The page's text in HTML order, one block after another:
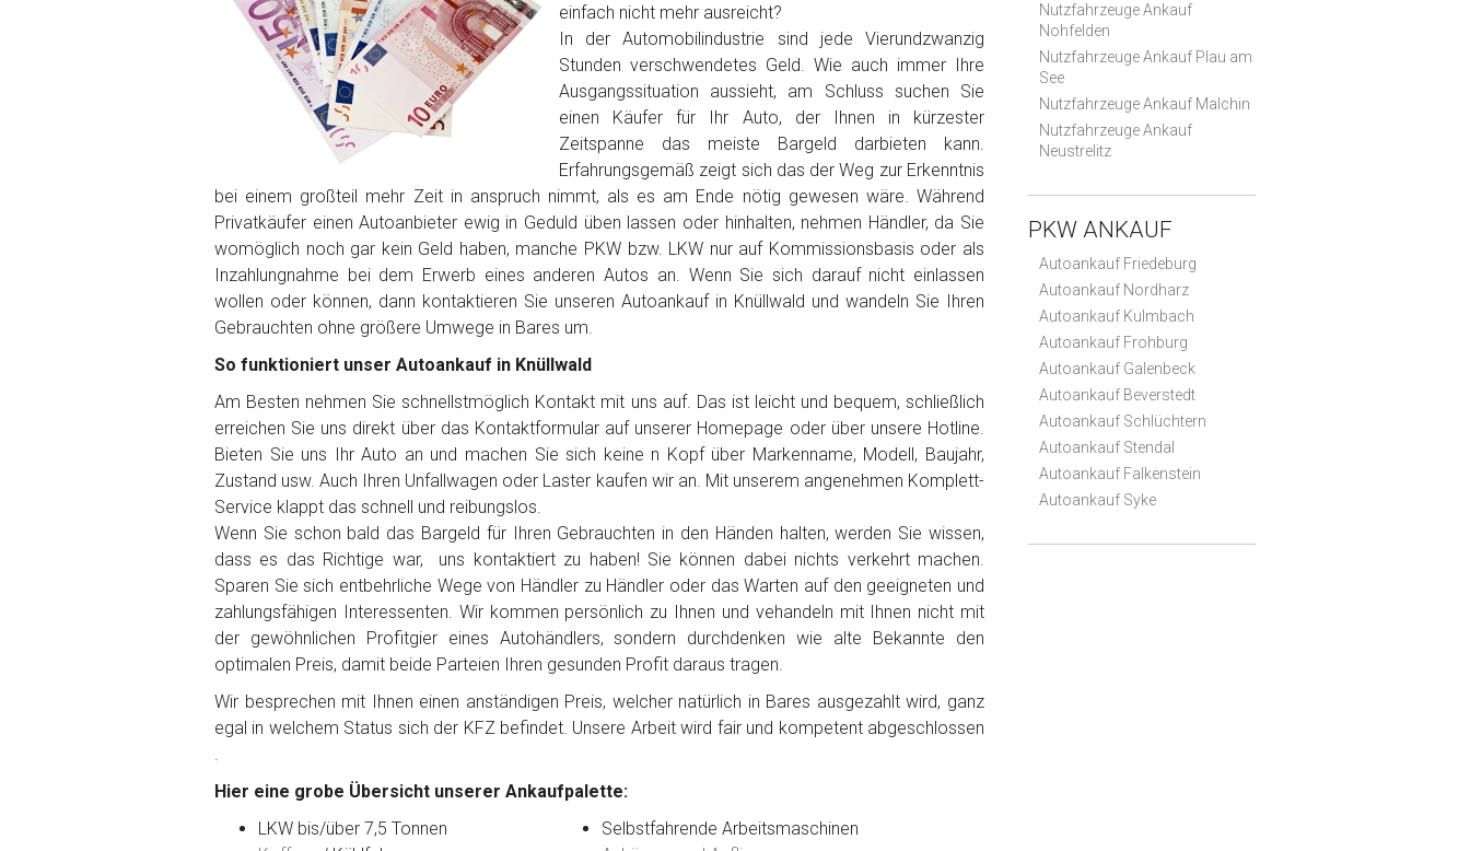
Foto Nr. 2
Foto Nr. 3
Sonstiges
Fertig
Wie viel ist 10+2 ?
einfach nicht mehr ausreicht?
In der Automobilindustrie sind jede Vierundzwanzig
Stunden verschwendetes Geld. Wie auch immer Ihre
Ausgangssituation aussieht, am Schluss suchen Sie
einen Käufer für Ihr Auto, der Ihnen in kürzester
Zeitspanne das meiste Bargeld darbieten kann.
Erfahrungsgemäß zeigt sich das der Weg zur Erkenntnis
bei einem großteil mehr Zeit in anspruch nimmt, als es am Ende nötig gewesen wäre. Während
Privatkäufer einen Autoanbieter ewig in Geduld üben lassen oder hinhalten, nehmen Händler, da Sie
womöglich noch gar kein Geld haben, manche PKW bzw. LKW nur auf Kommissionsbasis oder als
Inzahlungnahme bei dem Erwerb eines anderen Autos an. Wenn Sie sich darauf nicht einlassen
wollen oder können, dann kontaktieren Sie unseren Autoankauf in Knüllwald und wandeln Sie Ihren
Gebrauchten ohne größere Umwege in Bares um.
So funktioniert unser Autoankauf in Knüllwald
Am Besten nehmen Sie schnellstmöglich Kontakt mit uns auf. Das ist leicht und bequem, schließlich
erreichen Sie uns direkt über das Kontaktformular auf unserer Homepage oder über unsere Hotline.
Bieten Sie uns Ihr Auto an und machen Sie sich keine n Kopf über Markenname, Modell, Baujahr,
Zustand usw. Auch Ihren Unfallwagen oder Laster kaufen wir an. Mit unserem angenehmen Komplett-
Service klappt das schnell und reibungslos.
Wenn Sie schon bald das Bargeld für Ihren Gebrauchten in den Händen halten, werden Sie wissen,
dass es das Richtige war, uns kontaktiert zu haben! Sie können dabei nichts verkehrt machen.
Sparen Sie sich entbehrliche Wege von Händler zu Händler oder das Warten auf den geeigneten und
zahlungsfähigen Interessenten. Wir kommen persönlich zu Ihnen und vehandeln mit Ihnen nicht mit
der gewöhnlichen Profitgier eines Autohändlers, sondern durchdenken wie alte Bekannte den
optimalen Preis, damit beide Parteien Ihren gesunden Profit daraus tragen.
Wir besprechen mit Ihnen einen anständigen Preis, welcher natürlich in Bares ausgezahlt wird, ganz
egal in welchem Status sich der KFZ befindet. Unsere Arbeit wird fair und kompetent abgeschlossen
.
Hier eine grobe Übersicht unserer Ankaufpalette:
LKW bis/über 7,5 Tonnen
Selbstfahrende Arbeitsmaschinen
Nutzfahrzeuge Ankauf
Nohfelden
Nutzfahrzeuge Ankauf Plau am
See
Nutzfahrzeuge Ankauf Malchin
Nutzfahrzeuge Ankauf
Neustrelitz
PKW ANKAUF
Autoankauf Friedeburg
Autoankauf Nordharz
Autoankauf Kulmbach
Autoankauf Frohburg
Autoankauf Galenbeck
Autoankauf Beverstedt
Autoankauf Schlüchtern
Autoankauf Stendal
Autoankauf Falkenstein
Autoankauf Syke